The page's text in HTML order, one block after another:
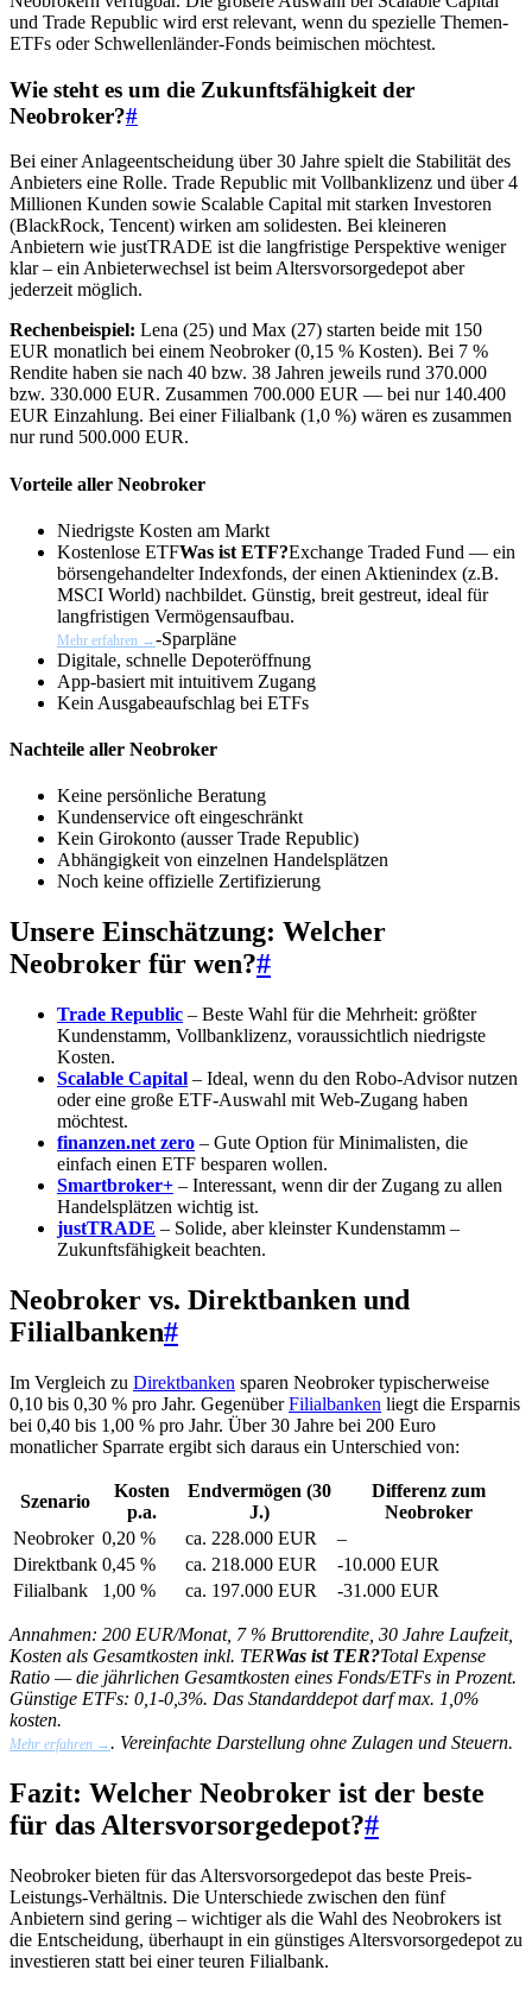
und Trade Republic wird erst relevant, wenn du spezielle Themen-
ETFs oder Schwellenländer-Fonds beimischen möchtest.
Wie steht es um die Zukunftsfähigkeit der
Neobroker?#
Bei einer Anlageentscheidung über 30 Jahre spielt die Stabilität des
Anbieters eine Rolle. Trade Republic mit Vollbanklizenz und über 4
Millionen Kunden sowie Scalable Capital mit starken Investoren
(BlackRock, Tencent) wirken am solidesten. Bei kleineren
Anbietern wie justTRADE ist die langfristige Perspektive weniger
klar – ein Anbieterwechsel ist beim Altersvorsorgedepot aber
jederzeit möglich.
Rechenbeispiel: Lena (25) und Max (27) starten beide mit 150
EUR monatlich bei einem Neobroker (0,15 % Kosten). Bei 7 %
Rendite haben sie nach 40 bzw. 38 Jahren jeweils rund 370.000
bzw. 330.000 EUR. Zusammen 700.000 EUR — bei nur 140.400
EUR Einzahlung. Bei einer Filialbank (1,0 %) wären es zusammen
nur rund 500.000 EUR.
Vorteile aller Neobroker
Niedrigste Kosten am Markt
Kostenlose ETFWas ist ETF?Exchange Traded Fund — ein
börsengehandelter Indexfonds, der einen Aktienindex (z.B.
MSCI World) nachbildet. Günstig, breit gestreut, ideal für
langfristigen Vermögensaufbau.
Mehr erfahren →-Sparpläne
Digitale, schnelle Depoteröffnung
App-basiert mit intuitivem Zugang
Kein Ausgabeaufschlag bei ETFs
Nachteile aller Neobroker
Keine persönliche Beratung
Kundenservice oft eingeschränkt
Kein Girokonto (ausser Trade Republic)
Abhängigkeit von einzelnen Handelsplätzen
Noch keine offizielle Zertifizierung
Unsere Einschätzung: Welcher
Neobroker für wen?#
Trade Republic – Beste Wahl für die Mehrheit: größter
Kundenstamm, Vollbanklizenz, voraussichtlich niedrigste
Kosten.
Scalable Capital – Ideal, wenn du den Robo-Advisor nutzen
oder eine große ETF-Auswahl mit Web-Zugang haben
möchtest.
finanzen.net zero – Gute Option für Minimalisten, die
einfach einen ETF besparen wollen.
Smartbroker+ – Interessant, wenn dir der Zugang zu allen
Handelsplätzen wichtig ist.
justTRADE – Solide, aber kleinster Kundenstamm –
Zukunftsfähigkeit beachten.
Neobroker vs. Direktbanken und
Filialbanken#
Im Vergleich zu Direktbanken sparen Neobroker typischerweise
0,10 bis 0,30 % pro Jahr. GegenüberFilialbanken liegt die Ersparnis
bei 0,40 bis 1,00 % pro Jahr. Über 30 Jahre bei 200 Euro
monatlicher Sparrate ergibt sich daraus ein Unterschied von:
Szenario
Kosten
p.a.
Endvermögen (30
J.)
Differenz zum
Neobroker
Neobroker 0,20 % ca. 228.000 EUR
–
Direktbank 0,45 % ca. 218.000 EUR
-10.000 EUR
Filialbank
1,00 % ca. 197.000 EUR -31.000 EUR
Annahmen: 200 EUR/Monat, 7 % Bruttorendite, 30 Jahre Laufzeit,
Kosten als Gesamtkosten inkl. TERWas ist TER?Total Expense
Ratio — die jährlichen Gesamtkosten eines Fonds/ETFs in Prozent.
Günstige ETFs: 0,1-0,3%. Das Standarddepot darf max. 1,0%
kosten.
Mehr erfahren →. Vereinfachte Darstellung ohne Zulagen und Steuern.
Fazit: Welcher Neobroker ist der beste
für das Altersvorsorgedepot?#
Neobroker bieten für das Altersvorsorgedepot das beste Preis-
Leistungs-Verhältnis. Die Unterschiede zwischen den fünf
Anbietern sind gering – wichtiger als die Wahl des Neobrokers ist
die Entscheidung, überhaupt in ein günstiges Altersvorsorgedepot zu
investieren statt bei einer teuren Filialbank.